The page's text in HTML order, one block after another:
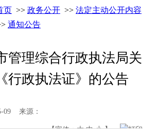
页 >> 政务公开 >> 法定主动公开内容
通知公告
管理综合行政执法局关
行政执法证》的公告
09 来源：
【字体：大 中 小】 打印